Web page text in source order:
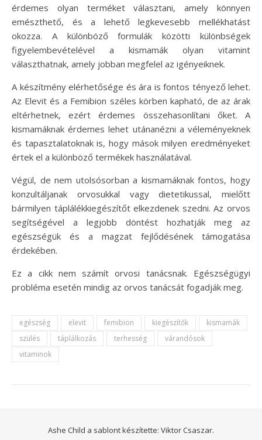
érdemes olyan terméket választani, amely könnyen
emészthető, és a lehető legkevesebb mellékhatást
okozza. A különböző formulák közötti különbségek
figyelembevételével a kismamák olyan vitamint
választhatnak, amely jobban megfelel az igényeiknek.
A készítmény elérhetősége és ára is fontos tényező lehet.
Az Elevit és a Femibion széles körben kapható, de az árak
eltérhetnek, ezért érdemes összehasonlítani őket. A
kismamáknak érdemes lehet utánanézni a véleményeknek
és tapasztalatoknak is, hogy mások milyen eredményeket
értek el a különböző termékek használatával.
Végül, de nem utolsósorban a kismamáknak fontos, hogy
konzultáljanak orvosukkal vagy dietetikussal, mielőtt
bármilyen táplálékkiegészítőt elkezdenek szedni. Az orvos
segítségével a legjobb döntést hozhatják meg az
egészségük és a magzat fejlődésének támogatása
érdekében.
Ez a cikk nem számít orvosi tanácsnak. Egészségügyi
probléma esetén mindig az orvos tanácsát fogadják meg.
egészség elevit femibion kiegészítők
kismamák
szülés
táplálkozás terhesség
várandósok
vitaminok
Ashe Child a sablont készítette: Viktor Csaszar.